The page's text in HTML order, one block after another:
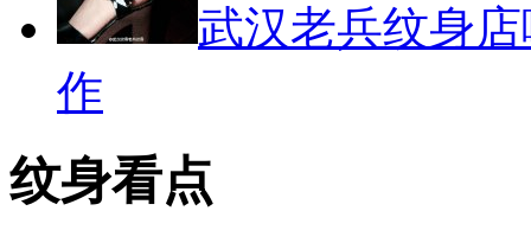
武汉老兵纹身
作
纹身看点